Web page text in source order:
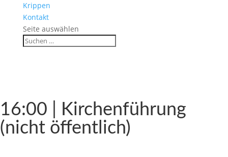
Krippen
Kontakt
Seite auswählen
16:00 | Kirchen­füh­rung
(nicht öffentlich)